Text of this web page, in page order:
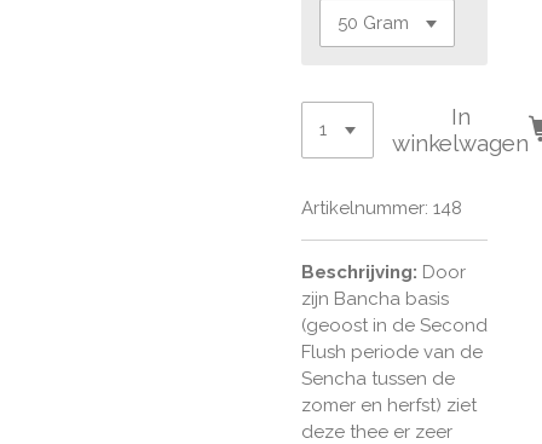
In
winkelwagen
Artikelnummer: 148
Beschrijving: Door
zijn Bancha basis
(geoost in de Second
Flush periode van de
Sencha tussen de
zomer en herfst) ziet
deze thee er zeer